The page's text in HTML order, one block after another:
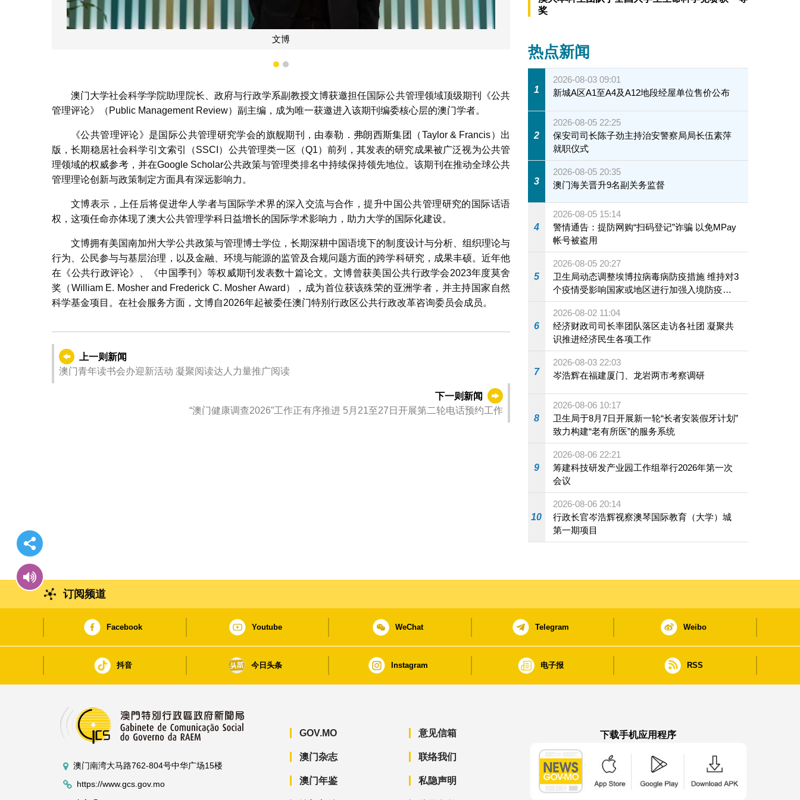
《公共管理评论》
1 2
澳门大学社会科学学院助理院长、政府与行政学系副教授文博获邀担任国际公共管理领域顶级期刊《公共
管理评论》（Public Management Review）副主编，成为唯一获邀进入该期刊编委核心层的澳门学者。
《公共管理评论》是国际公共管理研究学会的旗舰期刊，由泰勒．弗朗西斯集团（Taylor & Francis）出
版，长期稳居社会科学引文索引（SSCI）公共管理类一区（Q1）前列，其发表的研究成果被广泛视为公共管
理领域的权威参考，并在Google Scholar公共政策与管理类排名中持续保持领先地位。该期刊在推动全球公共
管理理论创新与政策制定方面具有深远影响力。
文博表示，上任后将促进华人学者与国际学术界的深入交流与合作，提升中国公共管理研究的国际话语
权，这项任命亦体现了澳大公共管理学科日益增长的国际学术影响力，助力大学的国际化建设。
文博拥有美国南加州大学公共政策与管理博士学位，长期深耕中国语境下的制度设计与分析、组织理论与
行为、公民参与与基层治理，以及金融、环境与能源的监管及合规问题方面的跨学科研究，成果丰硕。近年他
在《公共行政评论》、《中国季刊》等权威期刊发表数十篇论文。文博曾获美国公共行政学会2023年度莫舍
奖（William E. Mosher and Frederick C. Mosher Award），成为首位获该殊荣的亚洲学者，并主持国家自然
科学基金项目。在社会服务方面，文博自2026年起被委任澳门特别行政区公共行政改革咨询委员会成员。
上一则新闻
澳门青年读书会办迎新活动 凝聚阅读达人力量推广阅读
下一则新闻
“澳门健康调查2026”工作正有序推进 5月21至27日开展第二轮电话预约工作
奖
热点新闻
1
2026-08-03 09:01
新城A区A1至A4及A12地段经屋单位售价公布
2
2026-08-05 22:25
保安司司长陈子劲主持治安警察局局长伍素萍
就职仪式
3
2026-08-05 20:35
澳门海关晋升9名副关务监督
4
2026-08-05 15:14
警情通告：提防网购“扫码登记”诈骗 以免MPay
帐号被盗用
5
2026-08-05 20:27
卫生局动态调整埃博拉病毒病防疫措施 维持对3
个疫情受影响国家或地区进行加强入境防疫措
施
6
2026-08-02 11:04
经济财政司司长率团队落区走访各社团 凝聚共
识推进经济民生各项工作
7
2026-08-03 22:03
岑浩辉在福建厦门、龙岩两市考察调研
8
2026-08-06 10:17
卫生局于8月7日开展新一轮“长者安装假牙计划”
致力构建“老有所医”的服务系统
9
2026-08-06 22:21
筹建科技研发产业园工作组举行2026年第一次
会议
10
2026-08-06 20:14
行政长官岑浩辉视察澳琴国际教育（大学）城
第一期项目
订阅频道
Facebook Youtube WeChat Telegram Weibo
抖音 今日头条 Instagram 电子报 RSS
澳门南湾大马路762-804号中华广场15楼
https://www.gcs.gov.mo
GOV.MO
澳门杂志
澳门年鉴
意见信箱
联络我们
私隐声明
下载手机应用程序